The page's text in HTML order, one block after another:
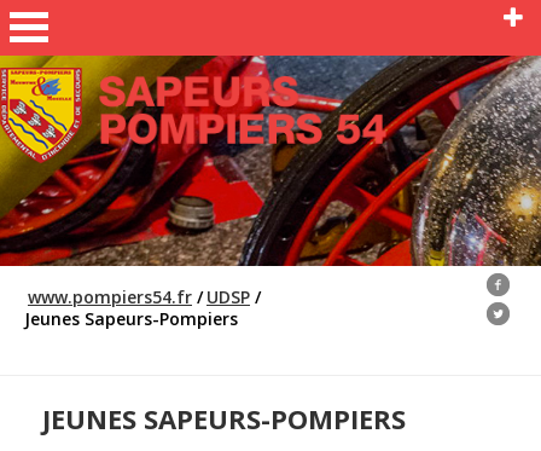
www.pompiers54.fr / UDSP /
Jeunes Sapeurs-Pompiers
JEUNES SAPEURS-POMPIERS